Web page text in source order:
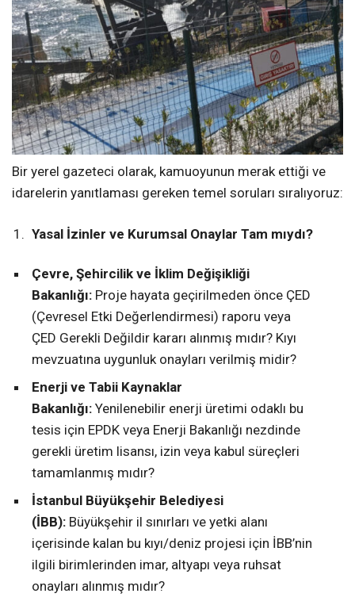
Bir yerel gazeteci olarak, kamuoyunun merak ettiği ve
idarelerin yanıtlaması gereken temel soruları sıralıyoruz:
Yasal İzinler ve Kurumsal Onaylar Tam mıydı?
Çevre, Şehircilik ve İklim Değişikliği
Bakanlığı: Proje hayata geçirilmeden önce ÇED
(Çevresel Etki Değerlendirmesi) raporu veya
ÇED Gerekli Değildir kararı alınmış mıdır? Kıyı
mevzuatına uygunluk onayları verilmiş midir?
Enerji ve Tabii Kaynaklar
Bakanlığı: Yenilenebilir enerji üretimi odaklı bu
tesis için EPDK veya Enerji Bakanlığı nezdinde
gerekli üretim lisansı, izin veya kabul süreçleri
tamamlanmış mıdır?
İstanbul Büyükşehir Belediyesi
(İBB): Büyükşehir il sınırları ve yetki alanı
içerisinde kalan bu kıyı/deniz projesi için İBB’nin
ilgili birimlerinden imar, altyapı veya ruhsat
onayları alınmış mıdır?